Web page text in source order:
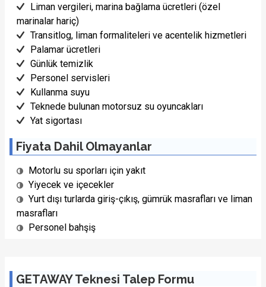
1/22 Fotoğraf
Liman vergileri, marina bağlama ücretleri (özel
marinalar hariç)
Transitlog, liman formaliteleri ve acentelik hizmetleri
Palamar ücretleri
Günlük temizlik
Personel servisleri
Kullanma suyu
Teknede bulunan motorsuz su oyuncakları
Yat sigortası
Fiyata Dahil Olmayanlar
Motorlu su sporları için yakıt
Yiyecek ve içecekler
Yurt dışı turlarda giriş-çıkış, gümrük masrafları ve liman
masrafları
Personel bahşiş
GETAWAY Teknesi Talep Formu